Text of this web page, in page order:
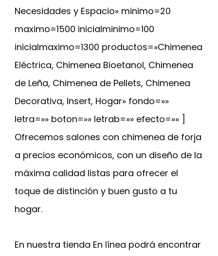
Necesidades y Espacio» minimo=20
maximo=1500 inicialminimo=100
inicialmaximo=1300 productos=»Chimenea
Eléctrica, Chimenea Bioetanol, Chimenea
de Leña, Chimenea de Pellets, Chimenea
Decorativa, Insert, Hogar» fondo=»»
letra=»» boton=»» letrab=»» efecto=»» ]
Ofrecemos salones con chimenea de forja
a precios económicos, con un diseño de la
máxima calidad listas para ofrecer el
toque de distinción y buen gusto a tu
hogar.
En nuestra tienda En línea podrá encontrar